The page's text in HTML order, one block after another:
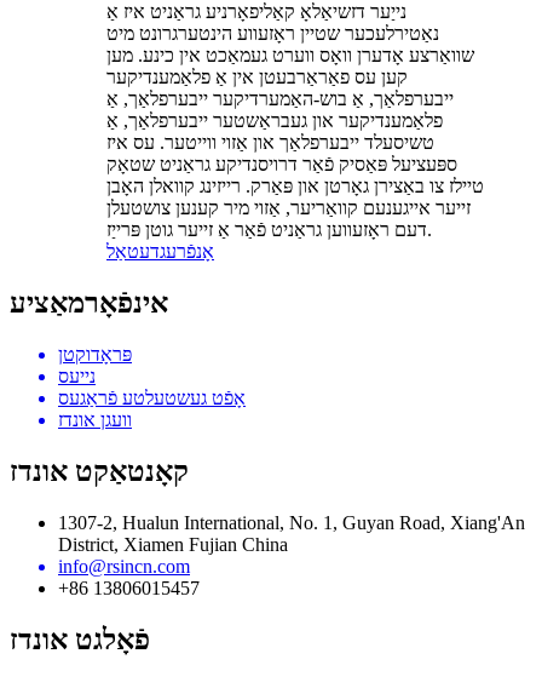
נייַער דזשיאַלאָ קאַליפאָרניע גראַניט איז אַ
נאַטירלעכער שטיין ראָזעווע הינטערגרונט מיט
שוואַרצע אָדערן וואָס ווערט געמאַכט אין כינע. מען
קען עס פאַראַרבעטן אין אַ פלאַמענדיקער
ייבערפלאַך, אַ בוש-האַמערדיקער ייבערפלאַך, אַ
פלאַמענדיקער און געבראַשטער ייבערפלאַך, אַ
טשיסעלד ייבערפלאַך און אַזוי ווייטער. עס איז
ספּעציעל פּאַסיק פֿאַר דרויסנדיקע גראַניט שטאָק
טיילז צו באַצירן גאָרטן און פּאַרק. רייזינג קוואלן האָבן
זייער אייגענעם קוואַריער, אַזוי מיר קענען צושטעלן
דעם ראָזעווען גראַניט פֿאַר אַ זייער גוטן פּרייַז.
אָנפֿרעגדעטאַל
אינפֿאָרמאַציע
פּראָדוקטן
נייעס
אָפֿט געשטעלטע פֿראַגעס
וועגן אונדז
קאָנטאַקט אונדז
1307-2, Hualun International, No. 1, Guyan Road, Xiang'An
District, Xiamen Fujian China
info@rsincn.com
+86 13806015457
פֿאָלגט אונדז